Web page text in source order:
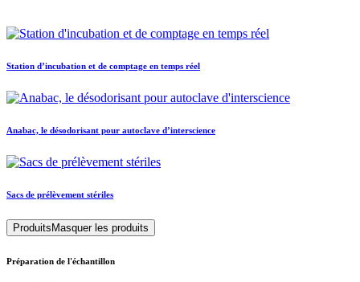
Station d’incubation et de comptage en temps réel
Anabac, le désodorisant pour autoclave d’interscience
Sacs de prélèvement stériles
Produits Masquer les produits
Préparation de l'échantillon